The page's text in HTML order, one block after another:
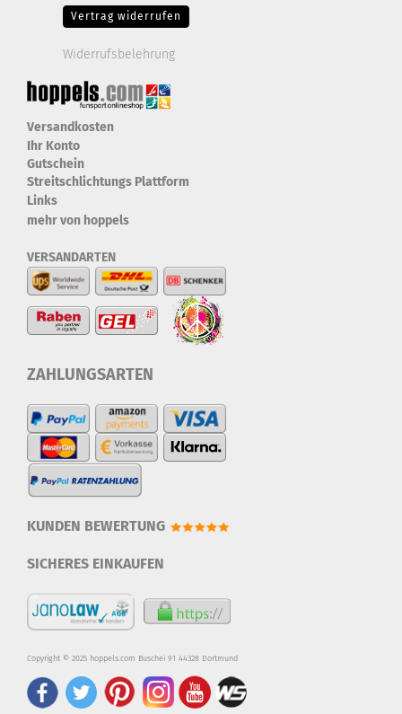
Vertrag widerrufen
Widerrufsbelehrung
Versandkosten
Ihr Konto
Gutschein
Streitschlichtungs Plattform
Links
mehr von hoppels
VERSANDARTEN
ZAHLUNGSARTEN
KUNDEN BEWERTUNG
SICHERES EINKAUFEN
Copyright © 2025 hoppels.com Buschei 91 44328 Dortmund